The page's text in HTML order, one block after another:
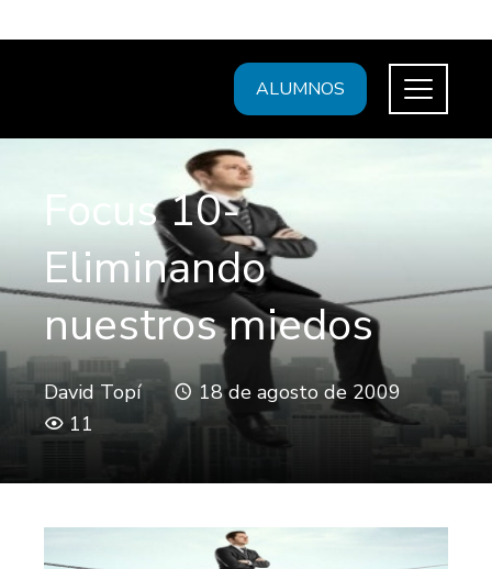
ALUMNOS
Focus 10-
Eliminando
nuestros miedos
David Topí
18 de agosto de 2009
11